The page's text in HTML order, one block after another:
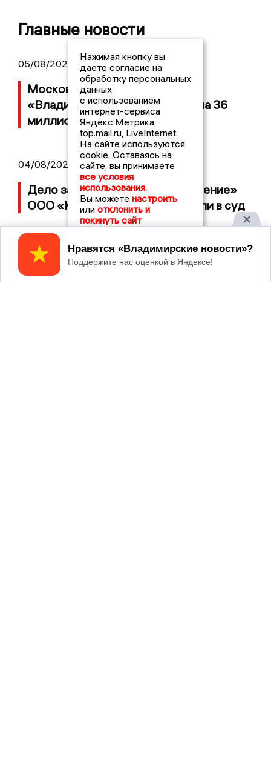
Главные новости
05/08/2026 08:30
Московский ЧОП подал иск к
«Владимирскому стандарту» на 36
миллионов рублей
04/08/2026 15:40
Дело застройщика ЖК «Поколение»
ООО «Капитал Строй» передали в суд
04/08/2026 11:36
Юлию Калистову официально
Нажимая кнопку вы
даете согласие на
обработку персональных
данных
с использованием
интернет-сервиса
Яндекс.Метрика,
top.mail.ru, LiveInternet.
На сайте используются
cookie. Оставаясь на
сайте, вы принимаете
все условия
использования.
Вы можете настроить
или отклонить и
покинуть сайт
Принять